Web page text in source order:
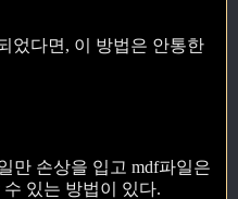
었다면, 이 방법은 안통한
만 손상을 입고 mdf파일은
있는 방법이 있다.